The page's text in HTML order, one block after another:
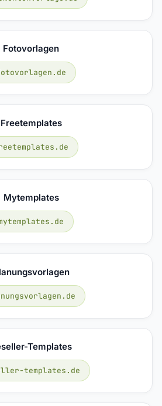
Fotovorlagen
Freetemplates
Mytemplates
Templates
templates.de